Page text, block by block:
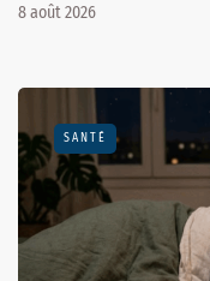
8 août 2026
SANTÉ